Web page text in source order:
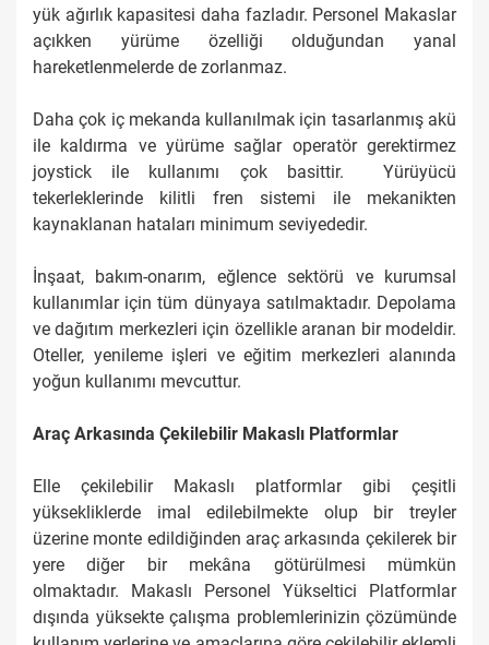
yük ağırlık kapasitesi daha fazladır. Personel Makaslar
açıkken yürüme özelliği olduğundan yanal
hareketlenmelerde de zorlanmaz.
Daha çok iç mekanda kullanılmak için tasarlanmış akü
ile kaldırma ve yürüme sağlar operatör gerektirmez
joystick ile kullanımı çok basittir. Yürüyücü
tekerleklerinde kilitli fren sistemi ile mekanikten
kaynaklanan hataları minimum seviyededir.
İnşaat, bakım-onarım, eğlence sektörü ve kurumsal
kullanımlar için tüm dünyaya satılmaktadır. Depolama
ve dağıtım merkezleri için özellikle aranan bir modeldir.
Oteller, yenileme işleri ve eğitim merkezleri alanında
yoğun kullanımı mevcuttur.
Araç Arkasında Çekilebilir Makaslı Platformlar
Elle çekilebilir Makaslı platformlar gibi çeşitli
yüksekliklerde imal edilebilmekte olup bir treyler
üzerine monte edildiğinden araç arkasında çekilerek bir
yere diğer bir mekâna götürülmesi mümkün
olmaktadır. Makaslı Personel Yükseltici Platformlar
dışında yüksekte çalışma problemlerinizin çözümünde